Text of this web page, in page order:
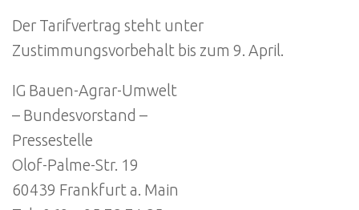
Der Tarifvertrag steht unter
Zustimmungsvorbehalt bis zum 9. April.
IG Bauen-Agrar-Umwelt
– Bundesvorstand –
Pressestelle
Olof-Palme-Str. 19
60439 Frankfurt a. Main